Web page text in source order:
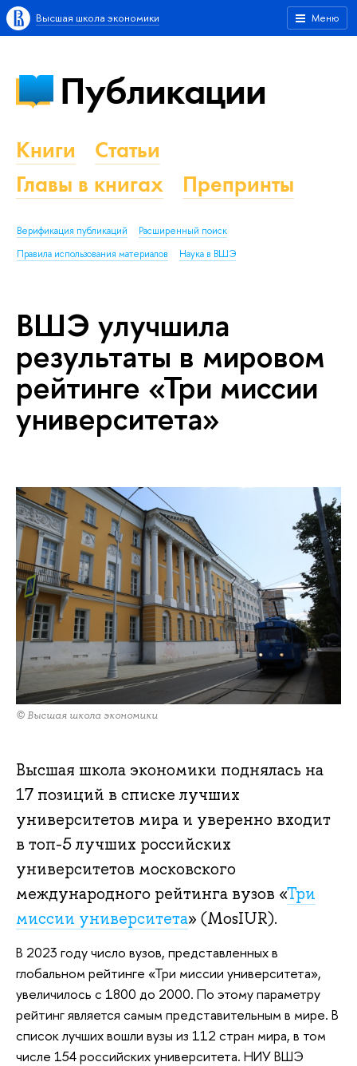
Меню
Высшая школа экономики
Публикации
Книги
Статьи
Главы в книгах
Препринты
Верификация публикаций
Расширенный поиск
Правила использования материалов
Наука в ВШЭ
ВШЭ улучшила
результаты в мировом
рейтинге «Три миссии
университета»
© Высшая школа экономики
Высшая школа экономики поднялась на
17 позиций в списке лучших
университетов мира и уверенно входит
в топ-5 лучших российских
университетов московского
международного рейтинга вузов «Три
миссии университета» (MosIUR).
В 2023 году число вузов, представленных в
глобальном рейтинге «Три миссии университета»,
увеличилось с 1800 до 2000. По этому параметру
рейтинг является самым представительным в мире. В
список лучших вошли вузы из 112 стран мира, в том
числе 154 российских университета. НИУ ВШЭ